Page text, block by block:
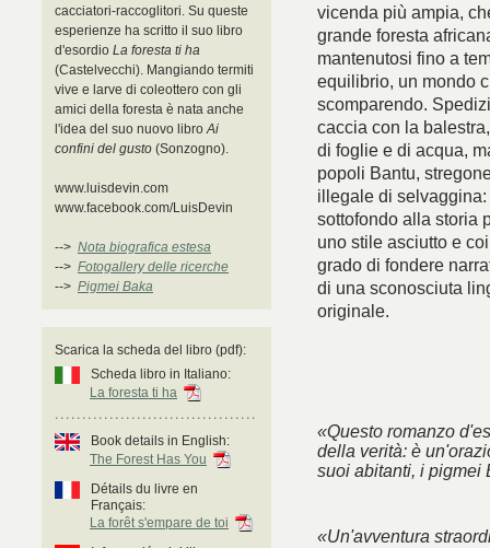
cacciatori-raccoglitori. Su queste
esperienze ha scritto il suo libro
d'esordio La foresta ti ha
(Castelvecchi). Mangiando termiti
vive e larve di coleottero con gli
amici della foresta è nata anche
l'idea del suo nuovo libroAi
confini del gusto (Sonzogno).
www.luisdevin.com
www.facebook.com/LuisDevin
--> Nota biografica estesa
--> Fotogallery delle ricerche
--> Pigmei Baka
Scarica la scheda del libro (pdf):
Scheda libro in Italiano:
La foresta ti ha
Book details in English:
The Forest Has You
Détails du livre en
Français:
La forêt s'empare de toi
vicenda più ampia,
grande foresta
mantenutosi fino a
equilibrio, un mondo
scomparendo.
caccia con la
di foglie e di acqua,
popoli Bantu,
illegale di
sottofondo alla storia
uno stile asciutto e
grado di fondere
di una sconosciuta
originale.
«Questo romanzo
della verità: è
suoi abitanti, i pigmei
«Un'avventura